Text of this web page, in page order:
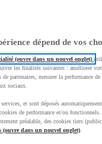
dépend de vos
(ouvre dans un nouvel onglet)
les finalités suivantes : améliorer
partenaires, mesurer la performance
sociaux.
et sont déposés automatiquement.
de performance et/ou
préalable, des cookies tiers
(ouvre dans un nouvel onglet)